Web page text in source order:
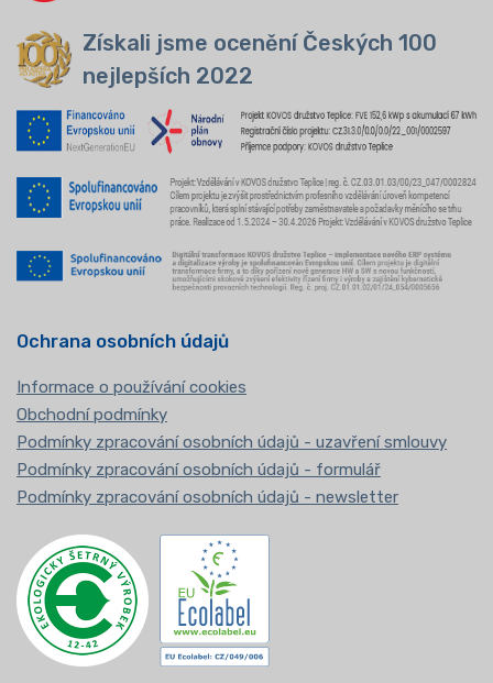
Získali jsme ocenění Českých 100
nejlepších 2022
Ochrana osobních údajů
Informace o používání cookies
Obchodní podmínky
Podmínky zpracování osobních údajů - uzavření smlouvy
Podmínky zpracování osobních údajů - formulář
Podmínky zpracování osobních údajů - newsletter